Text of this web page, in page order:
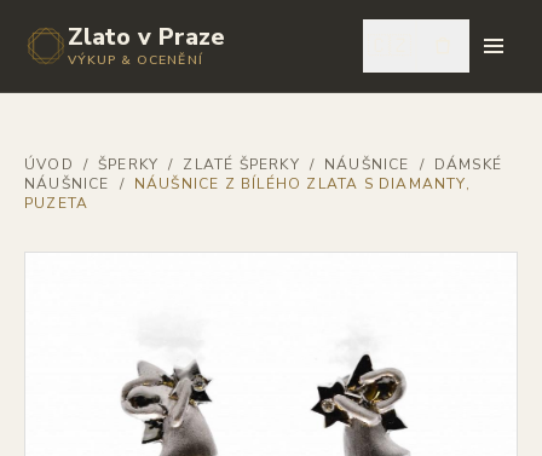
Zlato v Praze
VÝKUP & OCENĚNÍ
ÚVOD / ŠPERKY / ZLATÉ ŠPERKY / NÁUŠNICE / DÁMSKÉ
NÁUŠNICE
/ NÁUŠNICE Z BÍLÉHO ZLATA S DIAMANTY,
PUZETA